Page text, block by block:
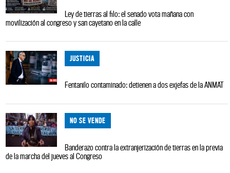
Ley de tierras al filo: el senado vota mañana con
movilización al congreso y san cayetano en la calle
JUSTICIA
Fentanilo contaminado: detienen a dos exjefas de la ANMAT
NO SE VENDE
Banderazo contra la extranjerización de tierras en la previa
de la marcha del jueves al Congreso